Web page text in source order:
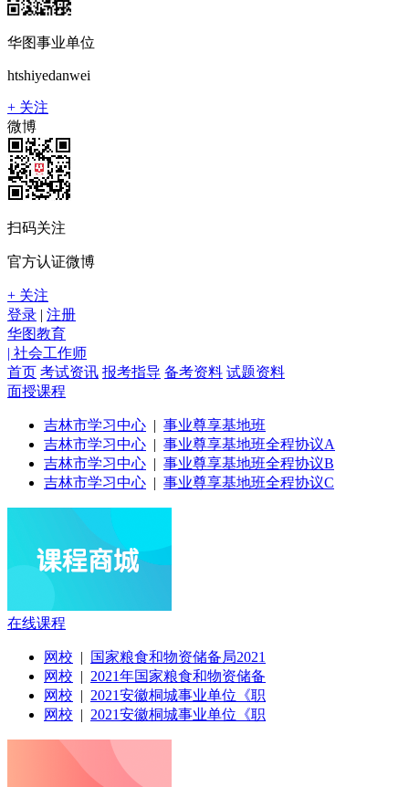
华图事业单位
htshiyedanwei
+ 关注
微博
扫码关注
官方认证微博
+ 关注
登录 | 注册
华图教育
| 社会工作师
首页 考试资讯 报考指导 备考资料 试题资料
面授课程
吉林市学习中心 | 事业尊享基地班
吉林市学习中心 | 事业尊享基地班全程协议A
吉林市学习中心 | 事业尊享基地班全程协议B
吉林市学习中心 | 事业尊享基地班全程协议C
在线课程
网校 |
国家粮食和物资储备局2021
网校 | 2021年国家粮食和物资储备
网校 | 2021安徽桐城事业单位《职
网校 | 2021安徽桐城事业单位《职